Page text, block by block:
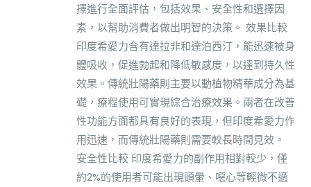
擇進行全面評估，包括效果、安全性和選擇因
素，以幫助消費者做出明智的決策。 效果比較
印度希愛力含有達拉非和達泊西汀，能迅速被身
體吸收，促進勃起和降低敏感度，以達到持久性
效果。傳統壯陽藥則主要以動植物精華成分為基
礎，療程使用可實現綜合治療效果。兩者在改善
性功能方面都具有良好的表現，但印度希愛力作
用迅速，而傳統壯陽藥則需要較長時間見效。
安全性比較 印度希愛力的副作用相對較少，僅
約2%的使用者可能出現頭暈、噁心等輕微不適